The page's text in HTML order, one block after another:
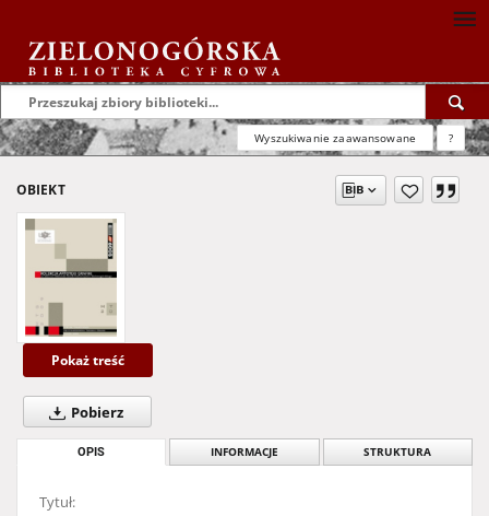
Wyszukiwanie zaawansowane ?
OBIEKT
Pokaż treść
Pobierz
OPIS INFORMACJE STRUKTURA
Tytuł: